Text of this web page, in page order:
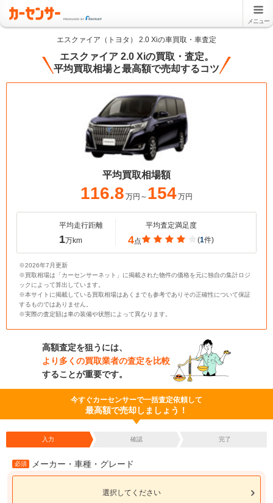
メニュー
エスクァイア（トヨタ） 2.0 Xiの車買取・車査定
エスクァイア 2.0 Xiの買取・査定。
平均買取相場と最高額で売却するコツ
平均買取相場額
116.8 万円～ 154万円
平均走行距離
1万km
平均査定満足度
4点 (1件)
※2026年7月更新
※買取相場は「カーセンサーネット」に掲載された物件の価格を元に独自の集計ロジ
ックによって算出しています。
※本サイトに掲載している買取相場はあくまでも参考でありその正確性について保証
するものではありません。
※実際の査定額は車の装備や状態によって異なります。
高額査定を狙うには、
より多くの買取業者の査定を比較
することが重要です。
今すぐカーセンサーで一括査定依頼して
最高額で売却しましょう！
入力 確認 完了
必須 メーカー・車種・グレード
選択してください